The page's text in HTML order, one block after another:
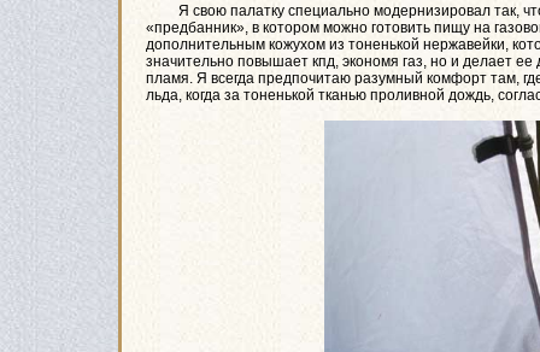
Я свою палатку специально модернизировал так,
«предбанник», в котором можно готовить пищу на
дополнительным кожухом из тоненькой нержавейки,
значительно повышает кпд, экономя газ, но и делает
пламя. Я всегда предпочитаю разумный комфорт там,
льда, когда за тоненькой тканью проливной дождь,